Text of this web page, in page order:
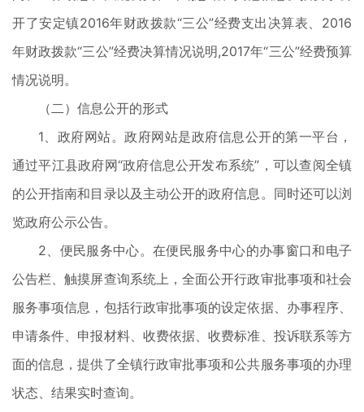
开了安定镇2016年财政拨款“三公”经费支出决算表、2016
年财政拨款“三公”经费决算情况说明,2017年“三公”经费预算
情况说明。
（二）信息公开的形式
1、政府网站。政府网站是政府信息公开的第一平台，
通过平江县政府网“政府信息公开发布系统”，可以查阅全镇
的公开指南和目录以及主动公开的政府信息。同时还可以浏
览政府公示公告。
2、便民服务中心。在便民服务中心的办事窗口和电子
公告栏、触摸屏查询系统上，全面公开行政审批事项和社会
服务事项信息，包括行政审批事项的设定依据、办事程序、
申请条件、申报材料、收费依据、收费标准、投诉联系等方
面的信息，提供了全镇行政审批事项和公共服务事项的办理
状态、结果实时查询。